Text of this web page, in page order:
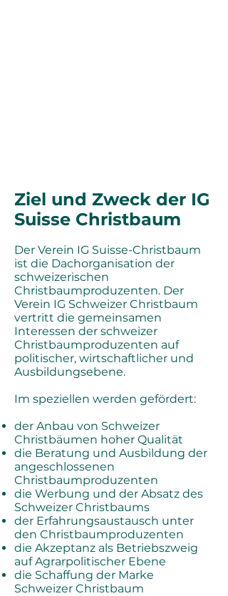
Ziel und Zweck der IG
Suisse Christbaum
Der Verein IG Suisse-Christbaum
ist die Dachorganisation der
schweizerischen
Christbaumproduzenten. Der
Verein IG Schweizer Christbaum
vertritt die gemeinsamen
Interessen der schweizer
Christbaumproduzenten auf
politischer, wirtschaftlicher und
Ausbildungsebene.
Im speziellen werden gefördert:
der Anbau von Schweizer
Christbäumen hoher Qualität
die Beratung und Ausbildung der
angeschlossenen
Christbaumproduzenten
die Werbung und der Absatz des
Schweizer Christbaums
der Erfahrungsaustausch unter
den Christbaumproduzenten
die Akzeptanz als Betriebszweig
auf Agrarpolitischer Ebene
die Schaffung der Marke
Schweizer Christbaum